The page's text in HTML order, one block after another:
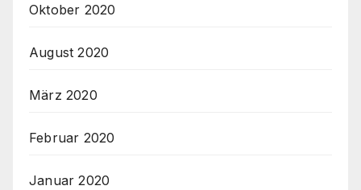
Oktober 2020
August 2020
März 2020
Februar 2020
Januar 2020